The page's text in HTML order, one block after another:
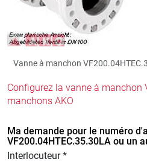
Vanne à manchon
Configurez la vanne à manchon
manchons AKO
Ma demande pour le numéro
VF200.04HTEC.35.30LA ou un
Interlocuteur *